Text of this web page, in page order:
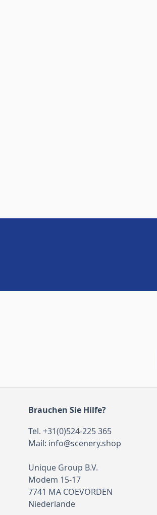
Brauchen Sie Hilfe?
Tel. +31(0)524-225 365
Mail: info@scenery.shop
Unique Group B.V.
Modem 15-17
7741 MA COEVORDEN
Niederlande